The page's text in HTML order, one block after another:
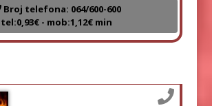
Broj telefona: 064/600-600
tel:0,93€ - mob:1,12€ min